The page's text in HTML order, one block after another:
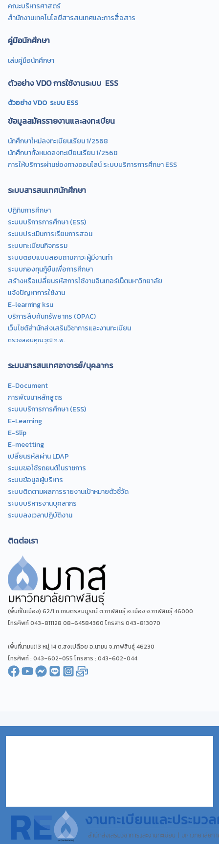
คณะบริหารศาสตร์
สำนักงานเทคโนโลยีสารสนเทศและการสื่อสาร
คู่มือนักศึกษา
เล่มคู่มือนักศึกษา
ตัวอย่าง VDO การใช้งานระบบ ESS
ตัวอย่าง VDO ระบบ ESS
ข้อมูลสมัครรายงานและลงทะเบียน
นักศึกษาใหม่ลงทะเบียนเรียน 1/2568
นักศึกษาทั้งหมดลงทะเบียนเรียน 1/2568
การให้บริการผ่านช่องทางออนไลน์ ระบบบริการการศึกษา ESS
ระบบสารสนเทศนักศึกษา
ปฏิทินการศึกษา
ระบบบริการการศึกษา (ESS)
ระบบประเมินการเรียนการสอน
ระบบทะเบียนกิจกรรม
ระบบตอบแบบสอบถามภาวะผู้มีงานทำ
ระบบกองทุนกู้ยืมเพื่อการศึกษา
สร้างหรือเปลี่ยนรหัสการใช้งานอินเทอร์เน็ตมหาวิทยาลัย
แจ้งปัญหาการใช้งาน
E-learning ksu
บริการสืบค้นทรัพยากร (OPAC)
เว็บไซต์สำนักส่งเสริมวิชาการและงานทะเบียน
ตรวจสอบคุณวุฒิ ก.พ.
ระบบสารสนเทศอาจารย์/บุคลากร
E-Document
การพัฒนาหลักสูตร
ระบบบริการการศึกษา (ESS)
E-Learning
E-Slip
E-meetting
เปลี่ยนรหัสผ่าน LDAP
ระบบขอใช้รถยนต์ในราชการ
ระบบข้อมูลผู้บริหาร
ระบบติดตามผลการรายงานเป้าหมายตัวชี้วัด
ระบบบริหารงานบุคลากร
ระบบลงเวลาปฎิบัติงาน
ติดต่อเรา
(พื้นที่ในเมือง) 62/1 ถ.เกษตรสมบูรณ์ ต.กาฬสินธุ์ อ.เมือง จ.กาฬสินธุ์ 46000
โทรศัพท์ 043-811128 08-64584360 โทรสาร 043-813070
(พื้นที่นามน)13 หมู่ 14 ต.สงเปลือย อ.นามน จ.กาฬสินธุ์ 46230
โทรศัพท์ : 043-602-055 โทรสาร : 043-602-044